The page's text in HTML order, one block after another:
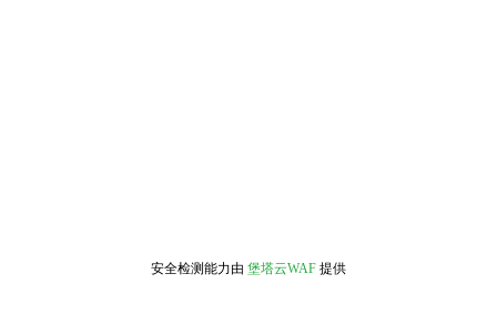
安全检测能力由 堡塔云WAF 提供